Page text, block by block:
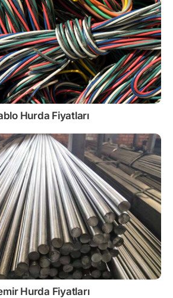
Hurda Fiyatları
Hurda Fiyatları